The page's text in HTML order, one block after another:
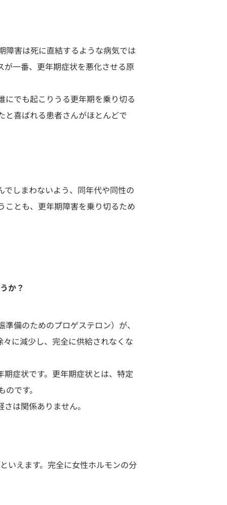
障害は死に直結するような病気では
一番、更年期症状を悪化させる原
でも起こりうる更年期を乗り切る
と喜ばれる患者さんがほとんどで
しまわないよう、同年代や同性の
ことも、更年期障害を乗り切るため
か？
備のためのプロゲステロン）が、
に減少し、完全に供給されなくな
症状です。更年期症状とは、特定
です。
は関係ありません。
いえます。完全に女性ホルモンの分